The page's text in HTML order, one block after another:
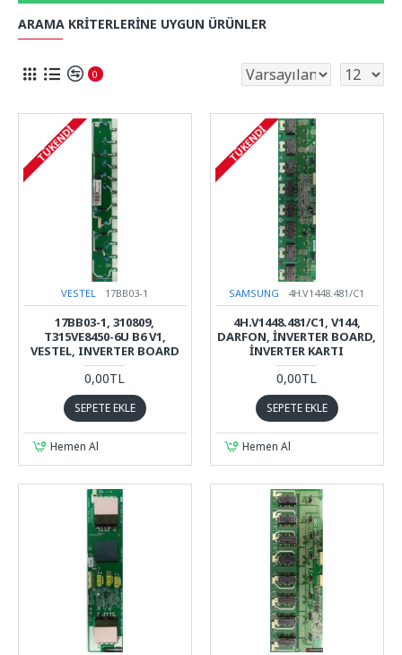
ARAMA KRITERLERINE UYGUN ÜRÜNLER
0
TÜKENDI
VESTEL 17BB03-1
17BB03-1, 310809,
T315VE8450-6U B6 V1,
VESTEL, INVERTER BOARD
0,00TL
SEPETE EKLE
Hemen Al
TÜKENDI
SAMSUNG 4H.V1448.481/C1
4H.V1448.481/C1, V144,
DARFON, İNVERTER BOARD,
İNVERTER KARTI
0,00TL
SEPETE EKLE
Hemen Al